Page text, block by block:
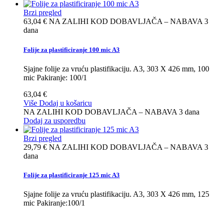
Brzi pregled
63,04 € NA ZALIHI KOD DOBAVLJAČA – NABAVA 3
dana
Folije za plastificiranje 100 mic A3
Sjajne folije za vruću plastifikaciju. A3, 303 X 426 mm, 100
mic Pakiranje: 100/1
63,04 €
Više Dodaj u košaricu
NA ZALIHI KOD DOBAVLJAČA – NABAVA 3 dana
Dodaj za usporedbu
Brzi pregled
29,79 € NA ZALIHI KOD DOBAVLJAČA – NABAVA 3
dana
Folije za plastificiranje 125 mic A3
Sjajne folije za vruću plastifikaciju. A3, 303 X 426 mm, 125
mic Pakiranje:100/1